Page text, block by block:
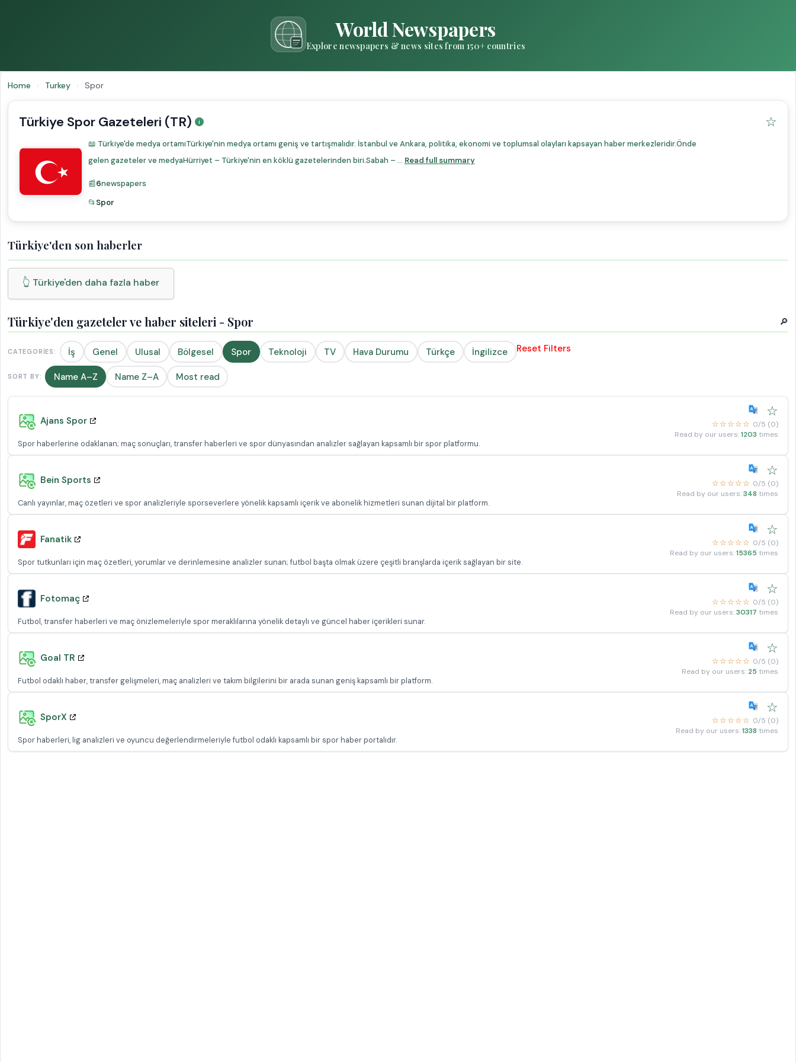
World Newspapers
Explore newspapers & news sites from 150+ countries
Home › Turkey › Spor
Türkiye Spor Gazeteleri (TR) ☆
📖 Türkiye'de medya ortamıTürkiye'nin medya ortamı geniş ve tartışmalıdır. İstanbul ve Ankara, politika, ekonomi ve toplumsal olayları kapsayan haber merkezleridir.Önde
gelen gazeteler ve medyaHürriyet – Türkiye'nin en köklü gazetelerinden biri.Sabah – ... Read full summary
📰6newspapers
📂 Spor
Türkiye'den son haberler
👆 Türkiye'den daha fazla haber
Türkiye'den gazeteler ve haber siteleri - Spor 🔎
CATEGORIES: İş Genel Ulusal Bölgesel Spor Teknoloji TV Hava Durumu Türkçe İngilizce Reset Filters
SORT BY: Name A–Z Name Z–A Most read
Ajans Spor
☆
☆☆☆☆☆ 0/5 (0)
Read by our users:1203 times
Spor haberlerine odaklanan; maç sonuçları, transfer haberleri ve spor dünyasından analizler sağlayan kapsamlı bir spor platformu.
Bein Sports
☆
☆☆☆☆☆ 0/5 (0)
Read by our users:348 times
Canlı yayınlar, maç özetleri ve spor analizleriyle sporseverlere yönelik kapsamlı içerik ve abonelik hizmetleri sunan dijital bir platform.
Fanatik
☆
☆☆☆☆☆ 0/5 (0)
Read by our users:15365 times
Spor tutkunları için maç özetleri, yorumlar ve derinlemesine analizler sunan; futbol başta olmak üzere çeşitli branşlarda içerik sağlayan bir site.
Fotomaç
☆
☆☆☆☆☆ 0/5 (0)
Read by our users:30317 times
Futbol, transfer haberleri ve maç önizlemeleriyle spor meraklılarına yönelik detaylı ve güncel haber içerikleri sunar.
Goal TR
☆
☆☆☆☆☆ 0/5 (0)
Read by our users: 25 times
Futbol odaklı haber, transfer gelişmeleri, maç analizleri ve takım bilgilerini bir arada sunan geniş kapsamlı bir platform.
SporX
☆
☆☆☆☆☆ 0/5 (0)
Read by our users:1338 times
Spor haberleri, lig analizleri ve oyuncu değerlendirmeleriyle futbol odaklı kapsamlı bir spor haber portalıdır.